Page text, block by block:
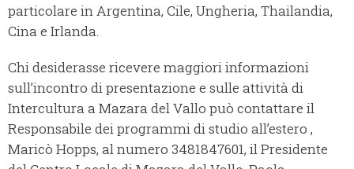
particolare in Argentina, Cile, Ungheria, Thailandia,
Cina e Irlanda.
Chi desiderasse ricevere maggiori informazioni
sull’incontro di presentazione e sulle attività di
Intercultura a Mazara del Vallo può contattare il
Responsabile dei programmi di studio all’estero ,
Maricò Hopps, al numero 3481847601, il Presidente